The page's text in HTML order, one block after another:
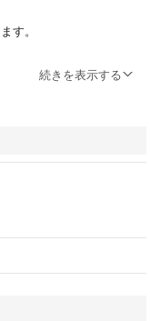
す。
続きを表示する